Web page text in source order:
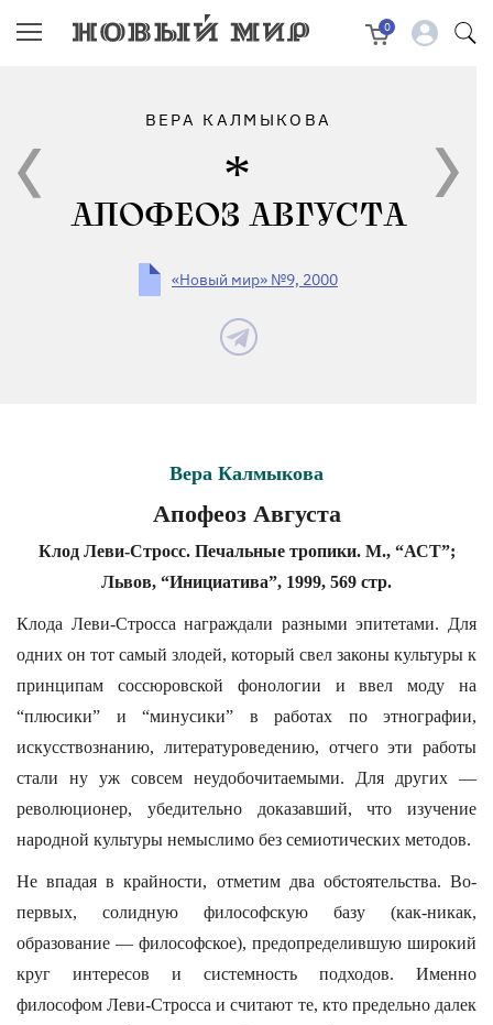
0
ВЕРА КАЛМЫКОВА
АПОФЕОЗ АВГУСТА
«Новый мир» №9, 2000
Вера Калмыкова
Апофеоз Августа
Клод Леви-Стросс. Печальные тропики. М., “АСТ”;
Львов, “Инициатива”, 1999, 569 стр.
Клода Леви-Стросса награждали разными эпитетами. Для
одних он тот самый злодей, который свел законы культуры к
принципам соссюровской фонологии и ввел моду на
“плюсики” и “минусики” в работах по этнографии,
искусствознанию, литературоведению, отчего эти работы
стали ну уж совсем неудобочитаемыми. Для других —
революционер, убедительно доказавший, что изучение
народной культуры немыслимо без семиотических методов.
Не впадая в крайности, отметим два обстоятельства. Во-
первых, солидную философскую базу (как-никак,
образование — философское), предопределившую широкий
круг интересов и системность подходов. Именно
философом Леви-Стросса и считают те, кто предельно далек